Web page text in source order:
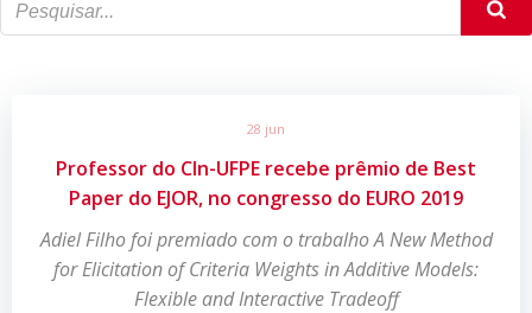
28 jun
Professor do CIn-UFPE recebe prêmio de Best
Paper do EJOR, no congresso do EURO 2019
Adiel Filho foi premiado com o trabalho A New Method
for Elicitation of Criteria Weights in Additive Models:
Flexible and Interactive Tradeoff